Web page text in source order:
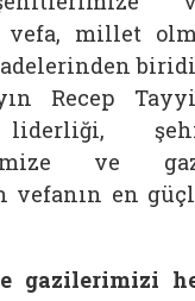
vefa, millet
Recep
liderliği,
ve
vefanın en
gazilerimizi